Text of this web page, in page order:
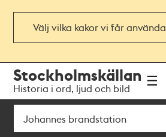
Välj vilka kakor vi får använda
navigationen
huvudinnehållet
Stockholmskällan
Historia i ord, ljud och bild
Sök